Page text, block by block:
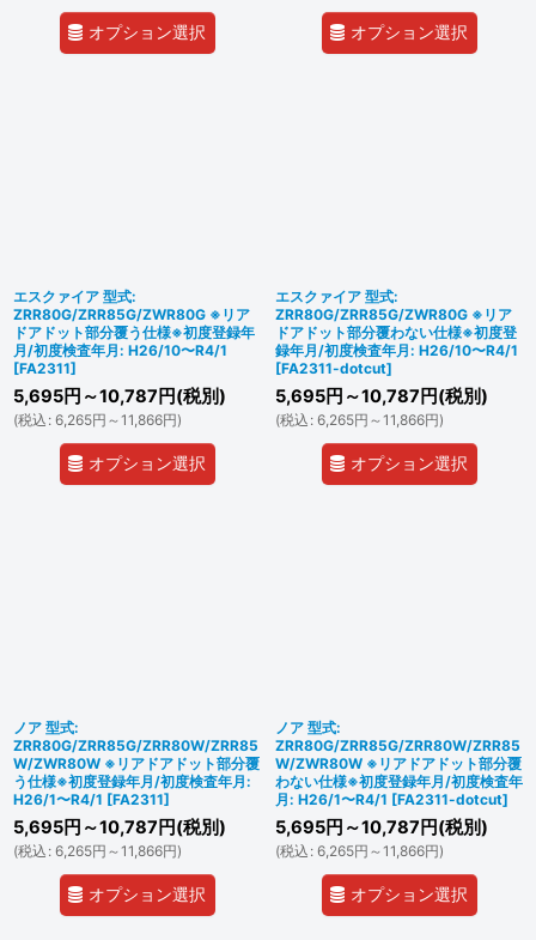
オプション選択 オプション選択
エスクァイア 型式:
ZRR80G/ZRR85G/ZWR80G ※リア
ドアドット部分覆う仕様※初度登録年
月/初度検査年月: H26/10〜R4/1
[FA2311]
5,695円 ～10,787 円(税別)
(税込 : 6,265円 ～11,866円)
オプション選択
エスクァイア 型式:
ZRR80G/ZRR85G/ZWR80G ※リア
ドアドット部分覆わない仕様※初度登
録年月/初度検査年月: H26/10〜R4/1
[FA2311-dotcut]
5,695円 ～10,787 円(税別)
(税込 : 6,265円 ～11,866円)
オプション選択
ノア 型式:
ZRR80G/ZRR85G/ZRR80W/ZRR85
W/ZWR80W ※リアドアドット部分覆
う仕様※初度登録年月/初度検査年月:
H26/1〜R4/1 [FA2311]
5,695円 ～10,787 円(税別)
(税込 : 6,265円 ～11,866円)
オプション選択
ノア 型式:
ZRR80G/ZRR85G/ZRR80W/ZRR85
W/ZWR80W ※リアドアドット部分覆
わない仕様※初度登録年月/初度検査年
月: H26/1〜R4/1 [FA2311-dotcut]
5,695円 ～10,787 円(税別)
(税込 : 6,265円 ～11,866円)
オプション選択